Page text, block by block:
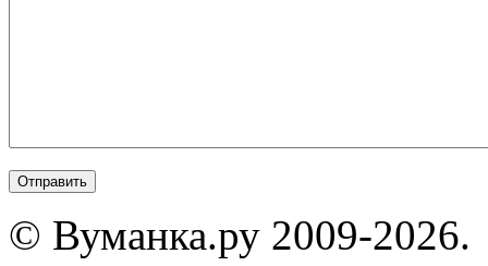
© Вуманка.ру 2009-2026.